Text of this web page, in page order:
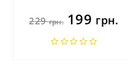
229грн.199 грн.